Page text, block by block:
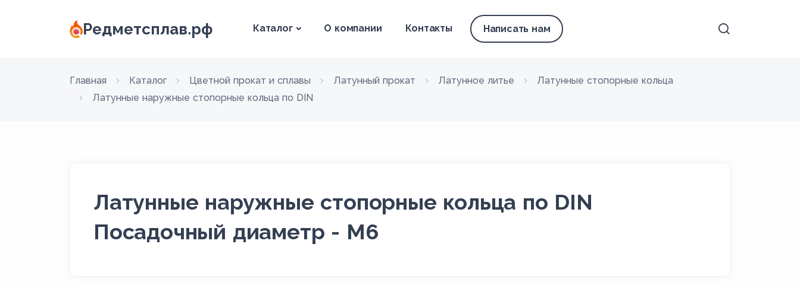
Редметсплав.рф Каталог О компании Контакты Написать нам
Главная Каталог Цветной прокат и сплавы Латунный прокат Латунное литье
Латунные стопорные кольца
Латунные наружные стопорные кольца по DIN
Латунные наружные стопорные кольца по DIN
Посадочный диаметр - M6